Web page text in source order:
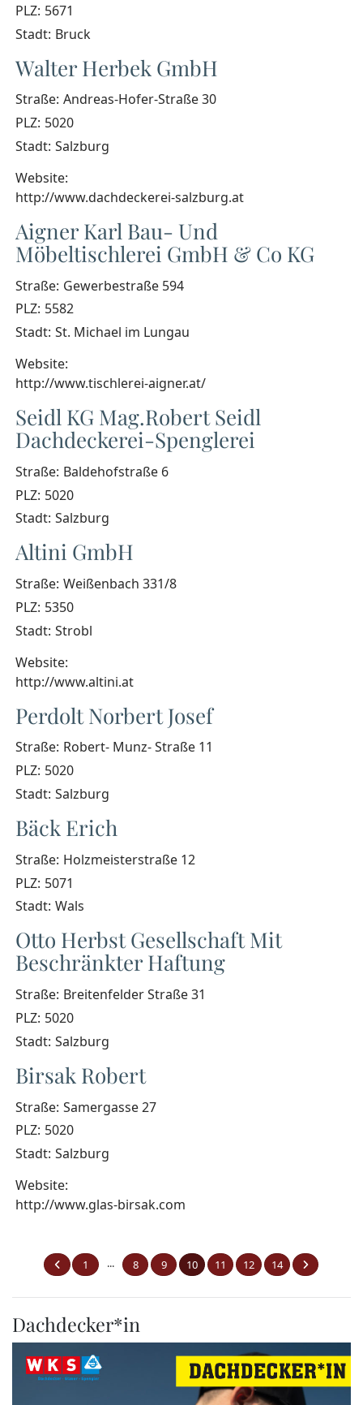
PLZ: 5671
Stadt: Bruck
Walter Herbek GmbH
Straße: Andreas-Hofer-Straße 30
PLZ: 5020
Stadt: Salzburg
Website:
http://www.dachdeckerei-salzburg.at
Aigner Karl Bau- Und
Möbeltischlerei GmbH & Co KG
Straße: Gewerbestraße 594
PLZ: 5582
Stadt: St. Michael im Lungau
Website:
http://www.tischlerei-aigner.at/
Seidl KG Mag.Robert Seidl
Dachdeckerei-Spenglerei
Straße: Baldehofstraße 6
PLZ: 5020
Stadt: Salzburg
Altini GmbH
Straße: Weißenbach 331/8
PLZ: 5350
Stadt: Strobl
Website:
http://www.altini.at
Perdolt Norbert Josef
Straße: Robert- Munz- Straße 11
PLZ: 5020
Stadt: Salzburg
Bäck Erich
Straße: Holzmeisterstraße 12
PLZ: 5071
Stadt: Wals
Otto Herbst Gesellschaft Mit
Beschränkter Haftung
Straße: Breitenfelder Straße 31
PLZ: 5020
Stadt: Salzburg
Birsak Robert
Straße: Samergasse 27
PLZ: 5020
Stadt: Salzburg
Website:
http://www.glas-birsak.com
1 ... 8 9 10 11 12 14
Dachdecker*in